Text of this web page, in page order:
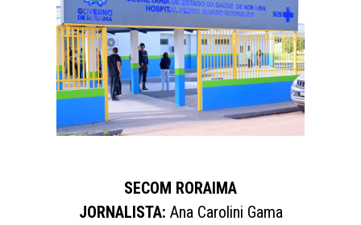
SECOM RORAIMA
JORNALISTA: Ana Carolini Gama